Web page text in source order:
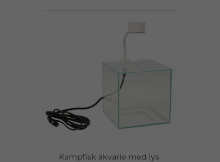
Kampfisk akvarie med lys